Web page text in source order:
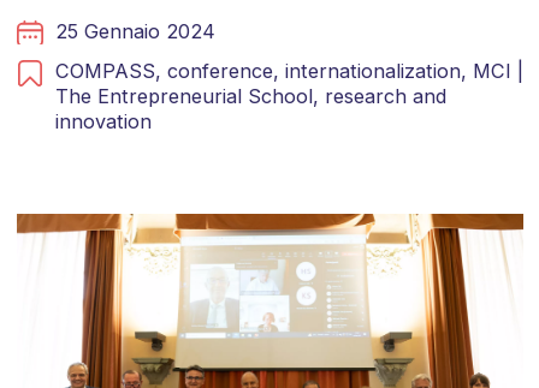
25 Gennaio 2024
COMPASS, conference, internationalization, MCI |
The Entrepreneurial School, research and
innovation